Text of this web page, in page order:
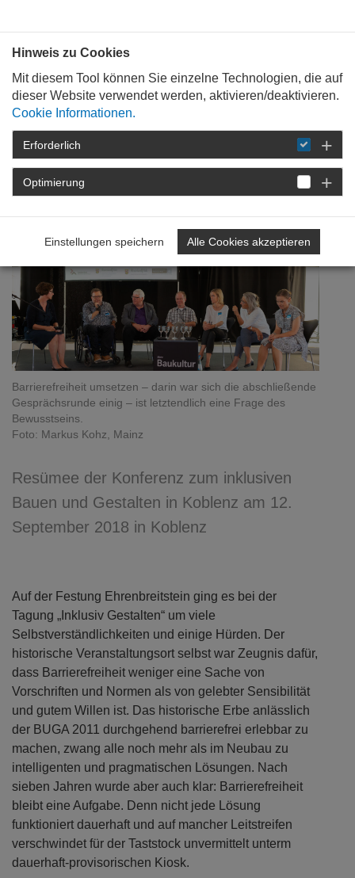
STARTSEITE DETAIL
Mehr Sensibilität
Barrierefreiheit umsetzen – darin war sich die abschließende
Gesprächsrunde einig – ist letztendlich eine Frage des
Bewusstseins.
Foto: Markus Kohz, Mainz
Resümee der Konferenz zum inklusiven
Bauen und Gestalten in Koblenz am 12.
September 2018 in Koblenz
Auf der Festung Ehrenbreitstein ging es bei der
Tagung „Inklusiv Gestalten“ um viele
Selbstverständlichkeiten und einige Hürden. Der
historische Veranstaltungsort selbst war Zeugnis dafür,
dass Barrierefreiheit weniger eine Sache von
Vorschriften und Normen als von gelebter Sensibilität
und gutem Willen ist. Das historische Erbe anlässlich
der BUGA 2011 durchgehend barrierefrei erlebbar zu
machen, zwang alle noch mehr als im Neubau zu
intelligenten und pragmatischen Lösungen. Nach
sieben Jahren wurde aber auch klar: Barrierefreiheit
bleibt eine Aufgabe. Denn nicht jede Lösung
funktioniert dauerhaft und auf mancher Leitstreifen
verschwindet für der Taststock unvermittelt unterm
dauerhaft-provisorischen Kiosk.
Hinweis zu Cookies
Mit diesem Tool können Sie einzelne Technologien, die auf
dieser Website verwendet werden, aktivieren/deaktivieren.
Cookie Informationen.
Erforderlich
Optimierung
Einstellungen speichern Alle Cookies akzeptieren